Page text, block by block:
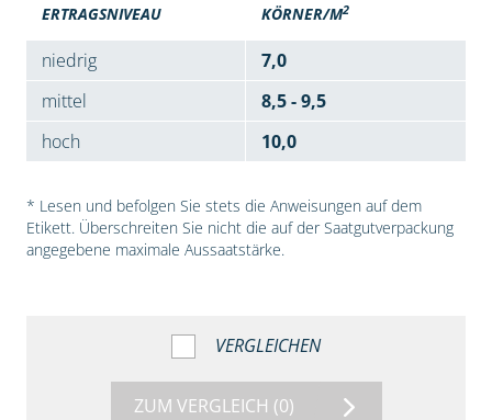
ERTRAGSNIVEAU KÖRNER/M2
niedrig
7,0
mittel
8,5 - 9,5
hoch
10,0
* Lesen und befolgen Sie stets die Anweisungen auf dem
Etikett. Überschreiten Sie nicht die auf der Saatgutverpackung
angegebene maximale Aussaatstärke.
VERGLEICHEN
ZUM VERGLEICH (0)